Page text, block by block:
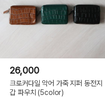
26,000
크로커다일 악어 가죽 지퍼 동전지
갑 파우치 (5color)